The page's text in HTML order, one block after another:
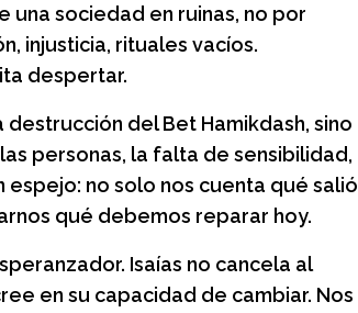
una sociedad en ruinas, no por
injusticia, rituales vacíos.
despertar.
del Bet Hamikdash, sino
personas, la falta de sensibilidad,
no solo nos cuenta qué salió
qué debemos reparar hoy.
Isaías no cancela al
en su capacidad de cambiar. Nos
bambalinas: La vida, los
secretos y la magia
detrás del Teatro Colón
Jueves 6 de agosto, 18 h